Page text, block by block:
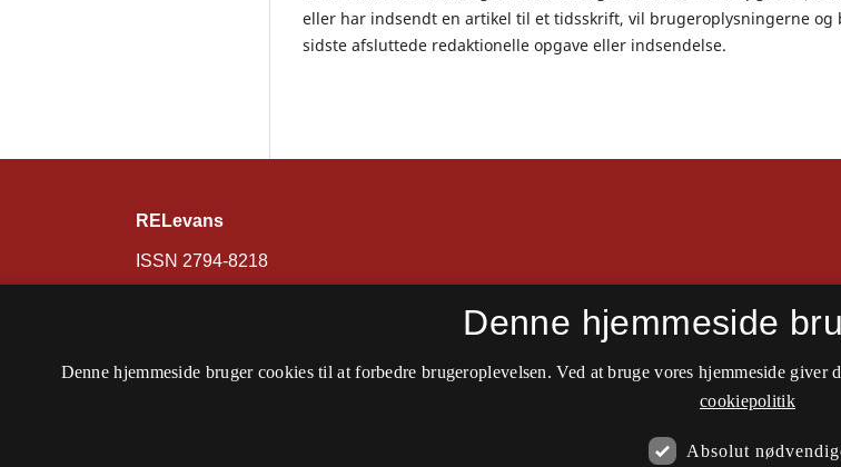
eller har indsendt en artikel til et tidsskrift, vil brugeroplysningerne
sidste afsluttede redaktionelle opgave eller indsendelse.
RELevans
ISSN 2794-8218
Denne hjemmeside
Denne hjemmeside bruger cookies til at forbedre brugeroplevelsen. Ved at bruge vores hjemmeside
cookiepolitik
Absolut